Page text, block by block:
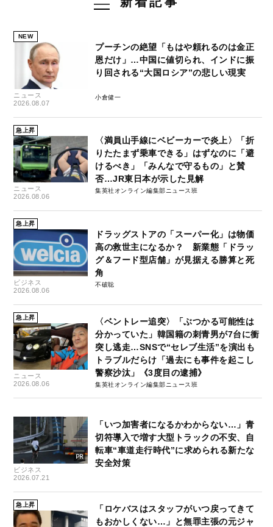
NEW
ニュース
2026.08.07
プーチンの絶望「もはや頼れるのは金正
恩だけ」…中国に値切られ、インドに振
り回される“大国ロシア”の悲しい現実
小倉健一
急上昇
ニュース
2026.08.06
〈満員山手線にベビーカーで炎上〉「折
りたたまず乗車できる」はずなのに「避
けるべき」「みんなで守るもの」と賛
否…JR東日本が示した見解
集英社オンライン編集部ニュース班
急上昇
ビジネス
2026.08.06
ドラッグストアの「スーパー化」は物価
高の救世主になるか？ 新業態「ドラッ
グ＆フード型店舗」が見据える勝算と死
角
不破聡
急上昇
ニュース
2026.08.06
〈ベントレー追突〉「ぶつかる可能性は
分かっていた」韓国籍の刺青男が7台に衝
突し逃走…SNSで“セレブ生活”を演出も
トラブルだらけ「過去にも事件を起こし
警察沙汰」《3度目の逮捕》
集英社オンライン編集部ニュース班
ビジネス
2026.07.21
「いつ加害者になるかわからない…」青
切符導入で増す大型トラックの不安、自
転車“車道走行時代”に求められる新たな
安全対策
急上昇
「ロケバスはスタッフがいつ戻ってきて
もおかしくない…」と無罪主張の元ジャ